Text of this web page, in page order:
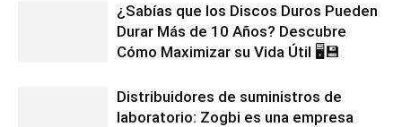
¿Sabías que los Discos Duros Pueden
Durar Más de 10 Años? Descubre
Cómo Maximizar su Vida Útil 🖥️💾
Distribuidores de suministros de
laboratorio: Zogbi es una empresa